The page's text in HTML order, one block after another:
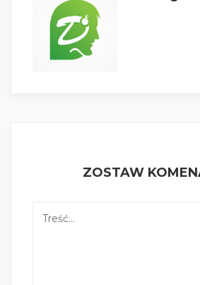
ZOSTAW